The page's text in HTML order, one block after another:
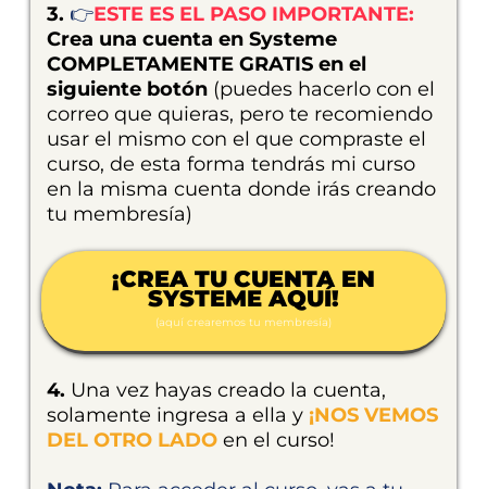
3. 👉ESTE ES EL PASO IMPORTANTE:
Crea una cuenta en Systeme
COMPLETAMENTE GRATIS en el
siguiente botón (puedes hacerlo con el
correo que quieras, pero te recomiendo
usar el mismo con el que compraste el
curso, de esta forma tendrás mi curso
en la misma cuenta donde irás creando
tu membresía)
¡CREA TU CUENTA EN
SYSTEME AQUÍ!
(aquí crearemos tu membresía)
4. Una vez hayas creado la cuenta,
solamente ingresa a ella y ¡NOS VEMOS
DEL OTRO LADO en el curso!